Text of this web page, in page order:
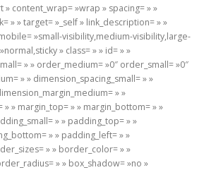
» content_wrap= »wrap » spacing= » »
» » target= »_self » link_description= » »
»small-visibility,medium-visibility,large-
» class= » » id= » »
» » order_medium= »0″ order_small= »0″
» » dimension_spacing_small= » »
» »
» margin_top= » » margin_bottom= » »
» » padding_top= » »
» » padding_left= » »
» » border_color= » »
» » box_shadow= »no »